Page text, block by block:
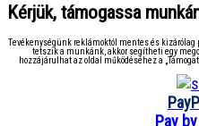
Kérjük, támogassa
Tevékenységünk reklámoktól mentes és
tetszik a munkánk, akkor segítheti egy
hozzájárulhat az oldal működéséhez a
Pay